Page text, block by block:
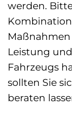
werden.
Leistung
Fahrzeugs
sollten Sie
beraten